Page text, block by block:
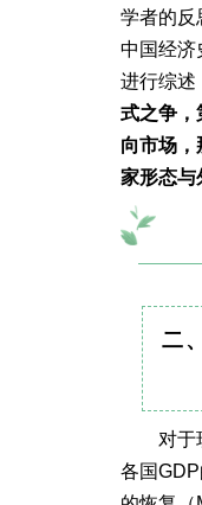
学者的反
中国经济
进行综述
式之争，
向市场，
家形态与
二
对于现
各国